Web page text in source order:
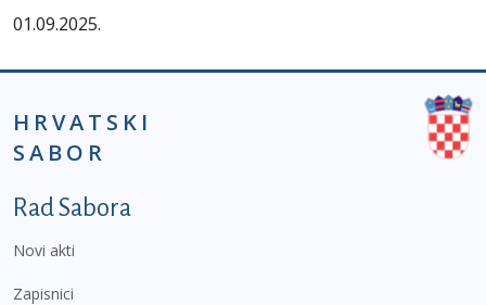
01.09.2025.
HRVATSKI
SABOR
Podnožje prvi izbornik
Rad Sabora
Novi akti
Zapisnici